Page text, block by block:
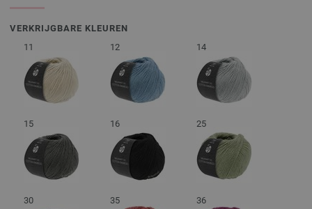
VERKRIJGBARE KLEUREN
11
12 14
15 16 25
30 35 36